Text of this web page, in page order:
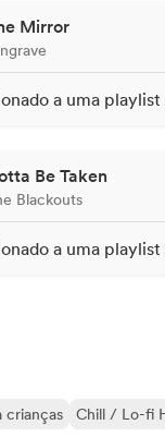
Mirror
a uma playlist
Be Taken
Blackouts
a uma playlist
crianças
Chill / Lo-fi